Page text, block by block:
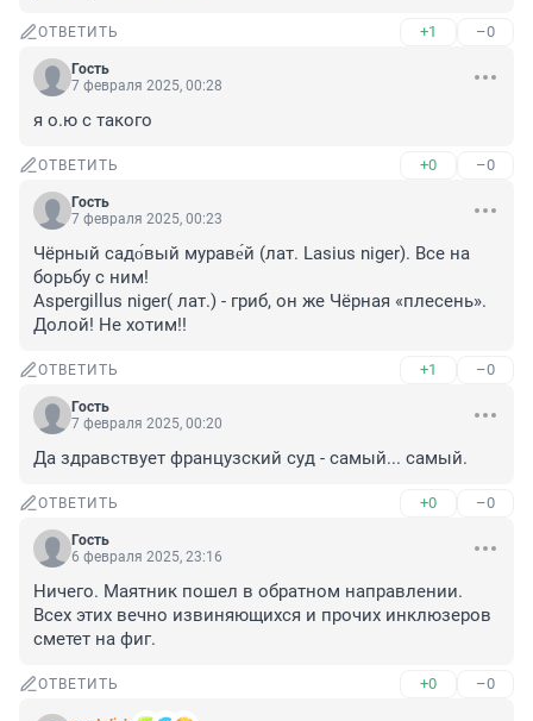
ОТВЕТИТЬ +1 –0
Гость
7 февраля 2025, 00:28
я о.ю с такого
ОТВЕТИТЬ +0 –0
Гость
7 февраля 2025, 00:23
Чёрный садо́вый мураве́й (лат. Lasius niger). Все на
борьбу с ним!
Aspergillus niger( лат.) - гриб, он же Чёрная «плесень».
Долой! Не хотим!!
ОТВЕТИТЬ +1 –0
Гость
7 февраля 2025, 00:20
Да здравствует французский суд - самый... самый.
ОТВЕТИТЬ +0 –0
Гость
6 февраля 2025, 23:16
Ничего. Маятник пошел в обратном направлении.
Всех этих вечно извиняющихся и прочих инклюзеров
сметет на фиг.
ОТВЕТИТЬ +0 –0